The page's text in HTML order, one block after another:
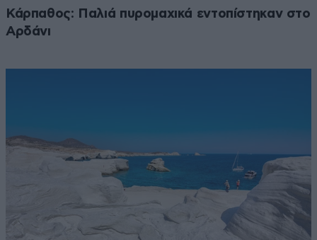
Κάρπαθος: Παλιά πυρομαχικά εντοπίστηκαν στο
Αρδάνι